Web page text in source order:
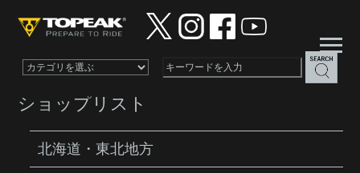
ショップリスト
北海道・東北地方